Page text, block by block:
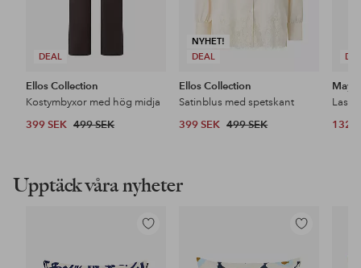
DEAL
Ellos Collection
Kostymbyxor med hög midja
399 SEK 499 SEK
NYHET!
DEAL
Ellos Collection
Satinblus med spetskant
399 SEK 499 SEK 132
Upptäck våra nyheter
Lägg
i
Lägg
i